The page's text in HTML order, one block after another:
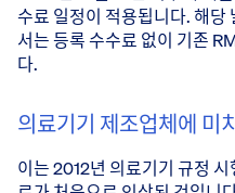
수료 일정이 적용됩니다. 해당
서는 등록 수수료 없이 기존
다.
의료기기 제조업체에 미
이는 2012년 의료기기 규정